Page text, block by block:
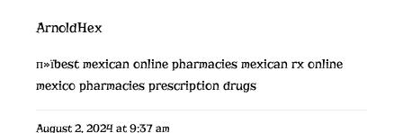
ArnoldHex
п»їbest mexican online pharmacies mexican rx online
mexico pharmacies prescription drugs
August 2, 2024 at 9:37 am